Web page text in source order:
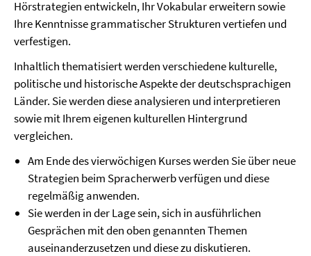
Hörstrategien entwickeln, Ihr Vokabular erweitern sowie
Ihre Kenntnisse grammatischer Strukturen vertiefen und
verfestigen.
Inhaltlich thematisiert werden verschiedene kulturelle,
politische und historische Aspekte der deutschsprachigen
Länder. Sie werden diese analysieren und interpretieren
sowie mit Ihrem eigenen kulturellen Hintergrund
vergleichen.
Am Ende des vierwöchigen Kurses werden Sie über neue
Strategien beim Spracherwerb verfügen und diese
regelmäßig anwenden.
Sie werden in der Lage sein, sich in ausführlichen
Gesprächen mit den oben genannten Themen
auseinanderzusetzen und diese zu diskutieren.